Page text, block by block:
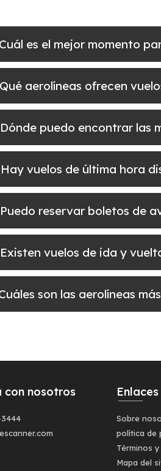
es el mejor momento
aerolíneas ofrecen
puedo encontrar las
vuelos de última hora
¿Puedo reservar boletos de
vuelos de ida y
son las aerolíneas
con nosotros
Sobre
política de
Términos
Mapa del